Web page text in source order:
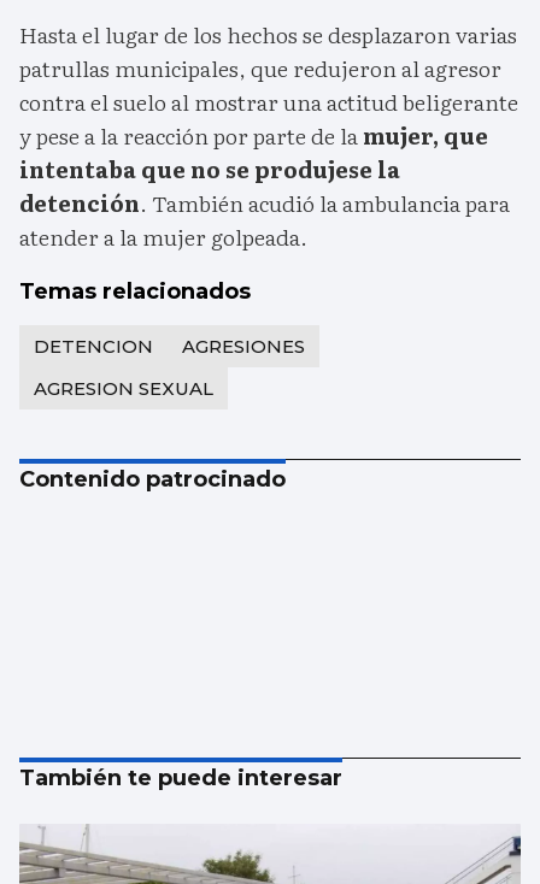
Hasta el lugar de los hechos se desplazaron varias
patrullas municipales, que redujeron al agresor
contra el suelo al mostrar una actitud beligerante
y pese a la reacción por parte de lamujer, que
intentaba que no se produjese la
detención. También acudió la ambulancia para
atender a la mujer golpeada.
Temas relacionados
DETENCION
AGRESIONES
AGRESION SEXUAL
Contenido patrocinado
También te puede interesar